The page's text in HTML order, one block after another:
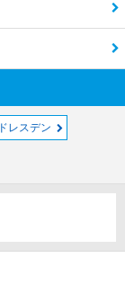
ドレスデン